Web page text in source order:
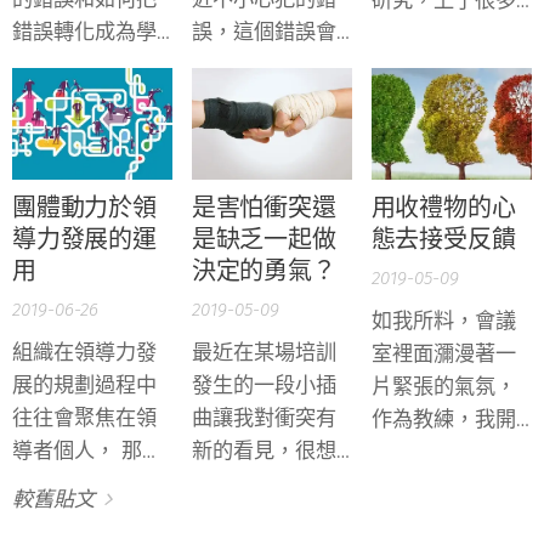
錯誤轉化成為學
習，其中的關鍵
因素是心理安全
感。提出心理安
全感
（Psychological
safety)一詞的
Amy
安全感
(psychological
safety)影響著團
隊的學習行為
(learning
誤，這個錯誤會
為你的部門帶來
一定的後果，你
會如何回應與處
到身邊智者們的
啓發，還有累積
了自己多年生氣
的經驗之後，我
最近有個領悟，
很想跟大家分
一種負面情緒都
可以被溫柔地帶
回自己的內在去
處理。
團體動力於領
導力發展的運
用
2019-06-26
組織在領導力發
展的規劃過程中
往往會聚焦在領
導者個人， 那些
HIPO值得發展,
他們缺乏那些職
是害怕衝突還
是缺乏一起做
決定的勇氣？
2019-05-09
最近在某場培訓
發生的一段小插
曲讓我對衝突有
新的看見，很想
用收禮物的心
態去接受反饋
2019-05-09
如我所料，會議
室裡面瀰漫著一
片緊張的氣氛，
作為教練，我開
較舊貼文